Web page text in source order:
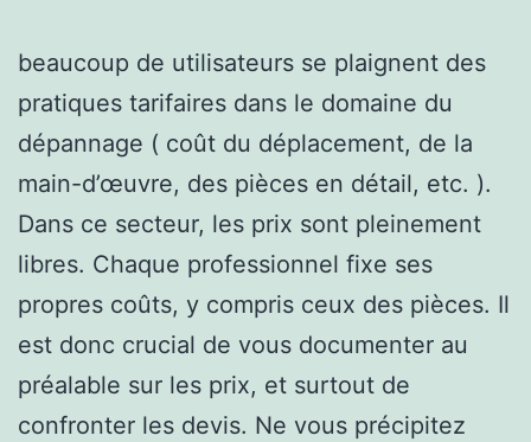
beaucoup de utilisateurs se plaignent des
pratiques tarifaires dans le domaine du
dépannage ( coût du déplacement, de la
main-d’œuvre, des pièces en détail, etc. ).
Dans ce secteur, les prix sont pleinement
libres. Chaque professionnel fixe ses
propres coûts, y compris ceux des pièces. Il
est donc crucial de vous documenter au
préalable sur les prix, et surtout de
confronter les devis. Ne vous précipitez